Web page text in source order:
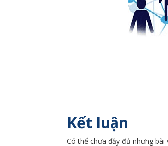
Kết luận
Có thể chưa đầy đủ nhưng bài